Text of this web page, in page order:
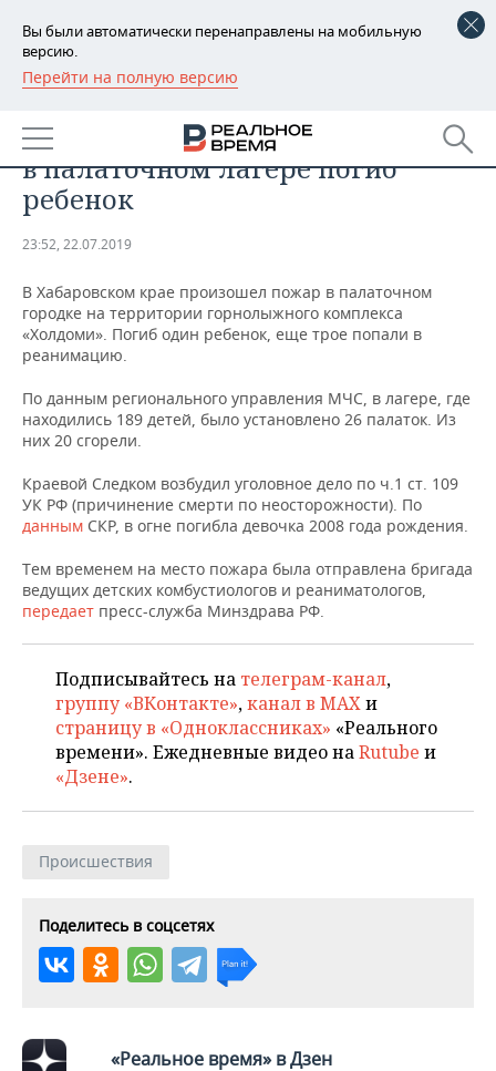
Вы были автоматически перенаправлены на мобильную
версию.
Перейти на полную версию
РЕГИОНЫ
БАШКОРТОСТАН
ТАТАРСТАН
НОВОСТИ
АНАЛИТИКА
ДЕКЛАРАЦИИ О ДОХОДАХ
КОРОЛИ ГОСЗАКАЗА ПФО
КОМУ ПРИНАДЛЕЖАТ
ТОРГОВЫЕ ЦЕНТРЫ
НОВОСТИ ЭКОНОМИКИ
ФИНАНСЫ
БЮДЖЕТ
ИНВЕСТИЦИИ
ПРОМЫШЛЕННОСТЬ
НОВОСТИ
ПРОМЫШЛЕННОСТИ
АГРОПРОМ
МАШИНОСТРОЕНИЕ
НЕФТЕХИМИЯ
ОПК
НЕДВИЖИМОСТЬ
НОВОСТИ АВТО
БИЗНЕС
НОВОСТИ БИЗНЕСА
РОЗНИЧНАЯ ТОРГОВЛЯ
ТРАНСПОРТ
УСЛУГИ
ТЕХНОЛОГИИ
НОВОСТИ ТЕХНОЛОГИЙ
IT
МЕДИА
ТЕЛЕКОММУНИКАЦИИ
МЕРОПРИЯТИЯ
НОВОСТИ МЕРОПРИЯТИЙ
ВЫЕЗДНАЯ РЕДАКЦИЯ
БИЗНЕС-БРАНЧИ
ONLINE-КОНФЕРЕНЦИИ
ОТКРЫТАЯ ЛЕКЦИЯ
СПОРТ
НОВОСТИ СПОРТА
ФУТБОЛ
ХОККЕЙ
БАСКЕТБОЛ
ФИГУРНОЕ КАТАНИЕ
ХОККЕЙ С МЯЧОМ
ОБЩЕСТВО
НОВОСТИ ОБЩЕСТВА
ВЛАСТЬ
ИНФРАСТРУКТУРА
МЕДИЦИНА
ПРОИСШЕСТВИЯ
ФОТОГАЛЕРЕЯ
СЮЖЕТЫ
СПРАВОЧНИК
В Хабаровском крае при пожаре
в палаточном лагере погиб
ребенок
23:52, 22.07.2019
В Хабаровском крае произошел пожар в палаточном
городке на территории горнолыжного комплекса
«Холдоми». Погиб один ребенок, еще трое попали в
реанимацию.
По данным регионального управления МЧС, в лагере, где
находились 189 детей, было установлено 26 палаток. Из
них 20 сгорели.
Краевой Следком возбудил уголовное дело по ч.1 ст. 109
УК РФ (причинение смерти по неосторожности). По
данным СКР, в огне погибла девочка 2008 года рождения.
Тем временем на место пожара была отправлена бригада
ведущих детских комбустиологов и реаниматологов,
передает пресс-служба Минздрава РФ.
Подписывайтесь на телеграм-канал,
группу «ВКонтакте»,канал в MAXи
страницу в «Одноклассниках» «Реального
времени». Ежедневные видео наRutube и
«Дзене».
Происшествия
Поделитесь в соцсетях
«Реальное время» в Дзен